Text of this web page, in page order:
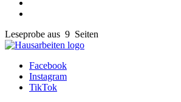
Leseprobe aus 9 Seiten
Facebook
Instagram
TikTok